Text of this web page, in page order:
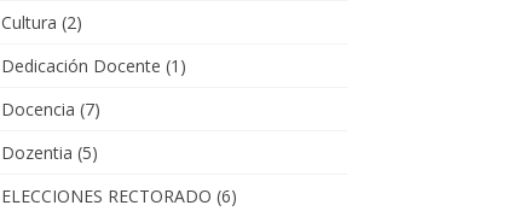
Cultura (2)
Dedicación Docente (1)
Docencia (7)
Dozentia (5)
ELECCIONES RECTORADO (6)